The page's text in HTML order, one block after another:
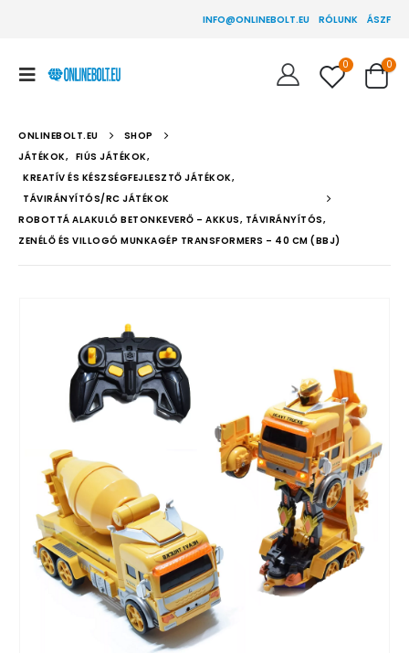
INFO@ONLINEBOLT.EU RÓLUNK ÁSZF
0 0
ONLINEBOLT.EU
SHOP
JÁTÉKOK, FIÚS JÁTÉKOK,
KREATÍV ÉS KÉSZSÉGFEJLESZTŐ JÁTÉKOK,
TÁVIRÁNYÍTÓS/RC JÁTÉKOK
ROBOTTÁ ALAKULÓ BETONKEVERŐ – AKKUS, TÁVIRÁNYÍTÓS,
ZENÉLŐ ÉS VILLOGÓ MUNKAGÉP TRANSFORMERS – 40 CM (BBJ)